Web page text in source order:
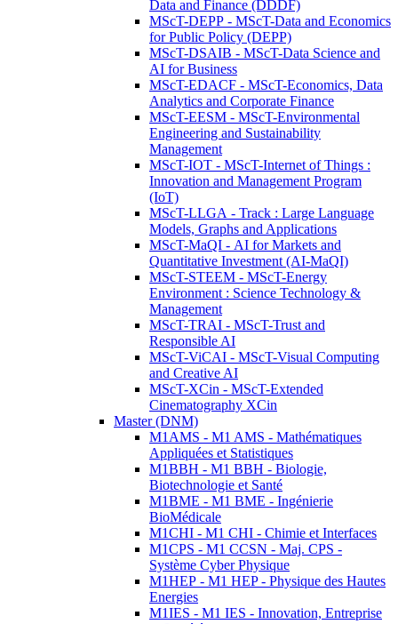
Data and Finance (DDDF)
MScT-DEPP - MScT-Data and Economics
for Public Policy (DEPP)
MScT-DSAIB - MScT-Data Science and
AI for Business
MScT-EDACF - MScT-Economics, Data
Analytics and Corporate Finance
MScT-EESM - MScT-Environmental
Engineering and Sustainability
Management
MScT-IOT - MScT-Internet of Things :
Innovation and Management Program
(IoT)
MScT-LLGA - Track : Large Language
Models, Graphs and Applications
MScT-MaQI - AI for Markets and
Quantitative Investment (AI-MaQI)
MScT-STEEM - MScT-Energy
Environment : Science Technology &
Management
MScT-TRAI - MScT-Trust and
Responsible AI
MScT-ViCAI - MScT-Visual Computing
and Creative AI
MScT-XCin - MScT-Extended
Cinematography XCin
Master (DNM)
M1AMS - M1 AMS - Mathématiques
Appliquées et Statistiques
M1BBH - M1 BBH - Biologie,
Biotechnologie et Santé
M1BME - M1 BME - Ingénierie
BioMédicale
M1CHI - M1 CHI - Chimie et Interfaces
M1CPS - M1 CCSN - Maj. CPS -
Système Cyber Physique
M1HEP - M1 HEP - Physique des Hautes
Energies
M1IES - M1 IES - Innovation, Entreprise